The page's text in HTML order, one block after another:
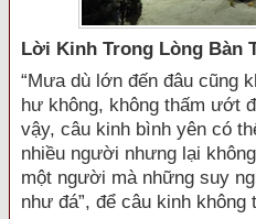
Lời Kinh Trong Lòng Bàn
“Mưa dù lớn đến đâu cũng
hư không, không thấm ướt
vậy, câu kinh bình yên có
nhiều người nhưng lại
một người mà những suy
như đá”, để câu kinh